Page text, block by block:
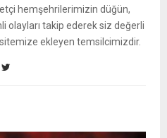
hemşehrilerimizin düğün,
olayları takip ederek siz değerli
sitemize ekleyen temsilcimizdir.